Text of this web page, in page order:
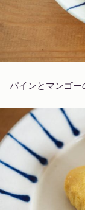
パインとマンゴー